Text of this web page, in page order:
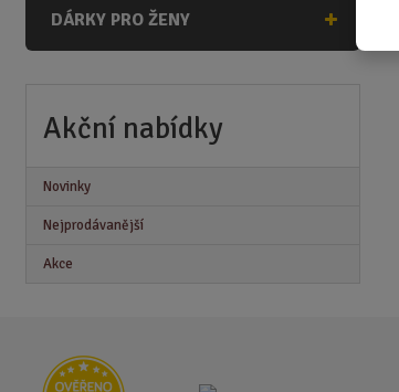
DÁRKY PRO ŽENY
Akční nabídky
Novinky
Nejprodávanější
Akce